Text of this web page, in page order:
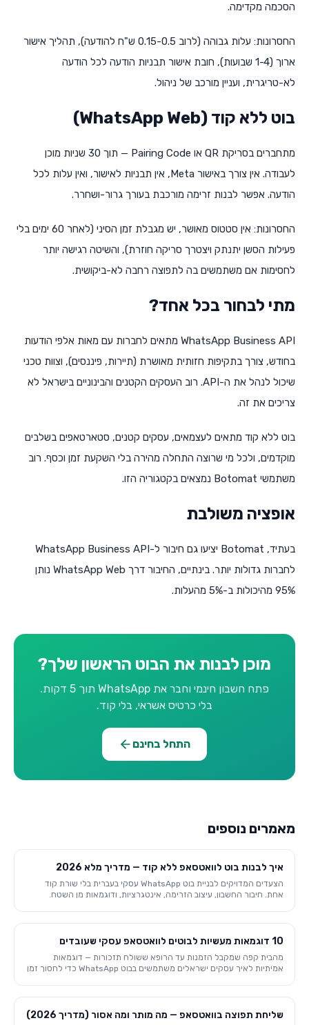
הסכמה מקדימה.
החסרונות: עלות גבוהה (לרוב 0.15-0.5 ש"ח להודעה), תהליך אישור
ארוך (1-4 שבועות), חובת אישור תבניות הודעה לכל הודעה
לא-טריגרית, ועניין מורכב של ניהול.
בוט ללא קוד (WhatsApp Web)
מתחברים בסריקת QR או Pairing Code — תוך 30 שניות מוכן
לעבודה. אין צורך באישור Meta, אין תבניות לאישור, ואין עלות לכל
הודעה. אפשר לבנות זרימה מורכבת בעורך גרור-ושחרר.
החסרונות: אין סטטוס מאושר, יש מגבלת זמן הסיני (לאחר 60 ימים בלי
פעילות הסשן יתנתק ויצטרך סריקה חוזרת), והשיטה רגישה יותר
לחסימות אם משתמשים בה לתפוצה רחבה לא-ביקושית.
מתי לבחור בכל אחד?
WhatsApp Business API מתאים לחברות עם מאות אלפי הודעות
בחודש, צורך בתקיפות חזותית מאושרת (תיירות, פיננסים), וצוות טכני
שיכול לנהל את ה-API. רוב העסקים הקטנים והבינוניים בישראל לא
צריכים את זה.
בוט ללא קוד מתאים לעצמאים, עסקים קטנים, סטארטאפים בשלבים
מוקדמים, ולכל מי שרוצה התחלה מהירה בלי השקעת זמן וכסף. רוב
משתמשי Botomat נמצאים בקטגוריה הזו.
אופציה משולבת
בעתיד, Botomat יציעו גם חיבור ל-WhatsApp Business API
לחברות גדולות יותר. בינתיים, החיבור דרך WhatsApp Web נותן
95% מהיכולות ב-5% מהעלות.
מוכן לבנות את הבוט הראשון שלך?
פתח חשבון חינמי וחבר את WhatsApp תוך 5 דקות.
בלי כרטיס אשראי, בלי קוד.
התחל בחינם
מאמרים נוספים
איך לבנות בוט לוואטסאפ ללא קוד — מדריך מלא 2026
הצעדים המדויקים לבניית בוט WhatsApp עסקי בעברית בלי שורת קוד
אחת. חיבור החשבון, עיצוב הזרימה, אינטגרציות, ודוגמאות מן השטח.
10 דוגמאות מעשיות לבוטים לוואטסאפ עסקי שעובדים
מהבית קפה שמקבל הזמנות עד הרופא ששולח תזכורות — דוגמאות
אמיתיות לאיך עסקים ישראלים משתמשים בבוט WhatsApp כדי לחסוך זמן
שליחת תפוצה בוואטסאפ — מה מותר ומה אסור (מדריך 2026)